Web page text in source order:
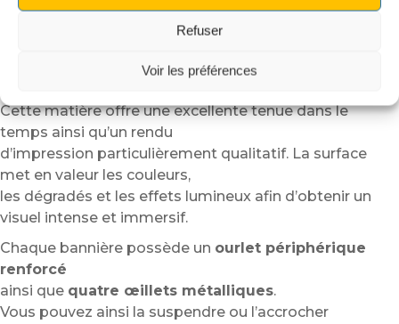
Refuser
Voir les préférences
Une matière premium conçue pour
Nos bannières sont fabriquées enbâche PVC
Cette matière offre une excellente tenue dans le
temps ainsi qu’un rendu
d’impression particulièrement qualitatif. La surface
met en valeur les couleurs,
les dégradés et les effets lumineux afin d’obtenir un
visuel intense et immersif.
Chaque bannière possède un ourlet périphérique
renforcé
ainsi que quatre œillets métalliques.
Vous pouvez ainsi la suspendre ou l’accrocher